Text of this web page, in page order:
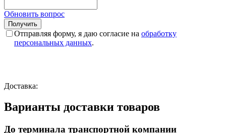
Обновить вопрос
Отправляя форму, я даю согласие на обработку
персональных данных.
Доставка:
Варианты доставки товаров
До терминала транспортной компании